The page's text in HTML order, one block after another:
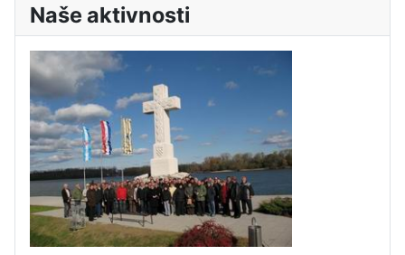
Naše aktivnosti